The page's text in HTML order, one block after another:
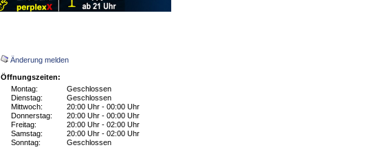
Änderung melden
Öffnungszeiten:
Montag:
Geschlossen
Dienstag:
Geschlossen
Mittwoch:
20:00 Uhr - 00:00 Uhr
Donnerstag:
20:00 Uhr - 00:00 Uhr
Freitag:
20:00 Uhr - 02:00 Uhr
Samstag:
20:00 Uhr - 02:00 Uhr
Sonntag:
Geschlossen